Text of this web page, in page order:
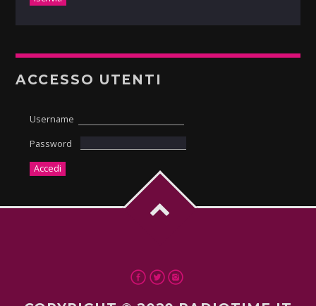
ACCESSO UTENTI
Username
Password